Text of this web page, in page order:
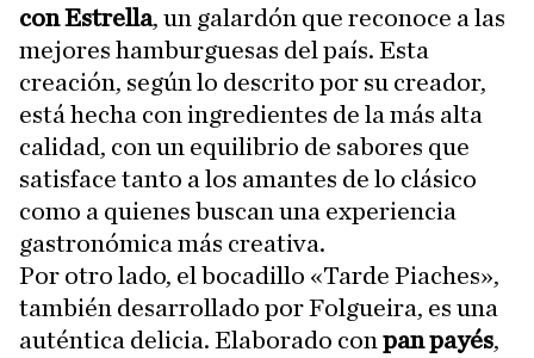
con Estrella, un galardón que reconoce a las
mejores hamburguesas del país. Esta
creación, según lo descrito por su creador,
está hecha con ingredientes de la más alta
calidad, con un equilibrio de sabores que
satisface tanto a los amantes de lo clásico
como a quienes buscan una experiencia
gastronómica más creativa.
Por otro lado, el bocadillo «Tarde Piaches»,
también desarrollado por Folgueira, es una
auténtica delicia. Elaborado con pan payés,